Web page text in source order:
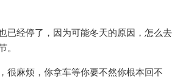
已经停了，因为可能冬天的原因，怎么去
。
很麻烦，你拿车等你要不然你根本回不